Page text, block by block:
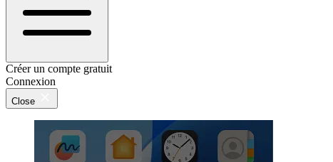
Créer un compte gratuit
Connexion
Close